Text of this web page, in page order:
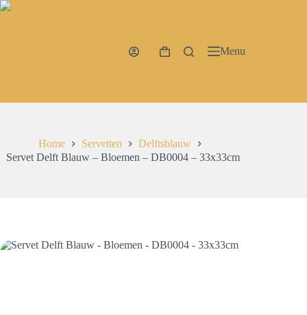
Ga
WinkelwagenMenu
Home Servetten
Delftsblauw
Servet Delft Blauw – Bloemen – DB0004 – 33x33cm